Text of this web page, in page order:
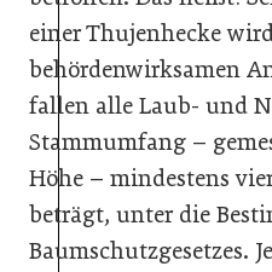
einer Thujenhecke
behördenwirksamen
fallen alle Laub- und
Stammumfang –
Höhe – mindestens
beträgt, unter die
Baumschutzgesetzes.